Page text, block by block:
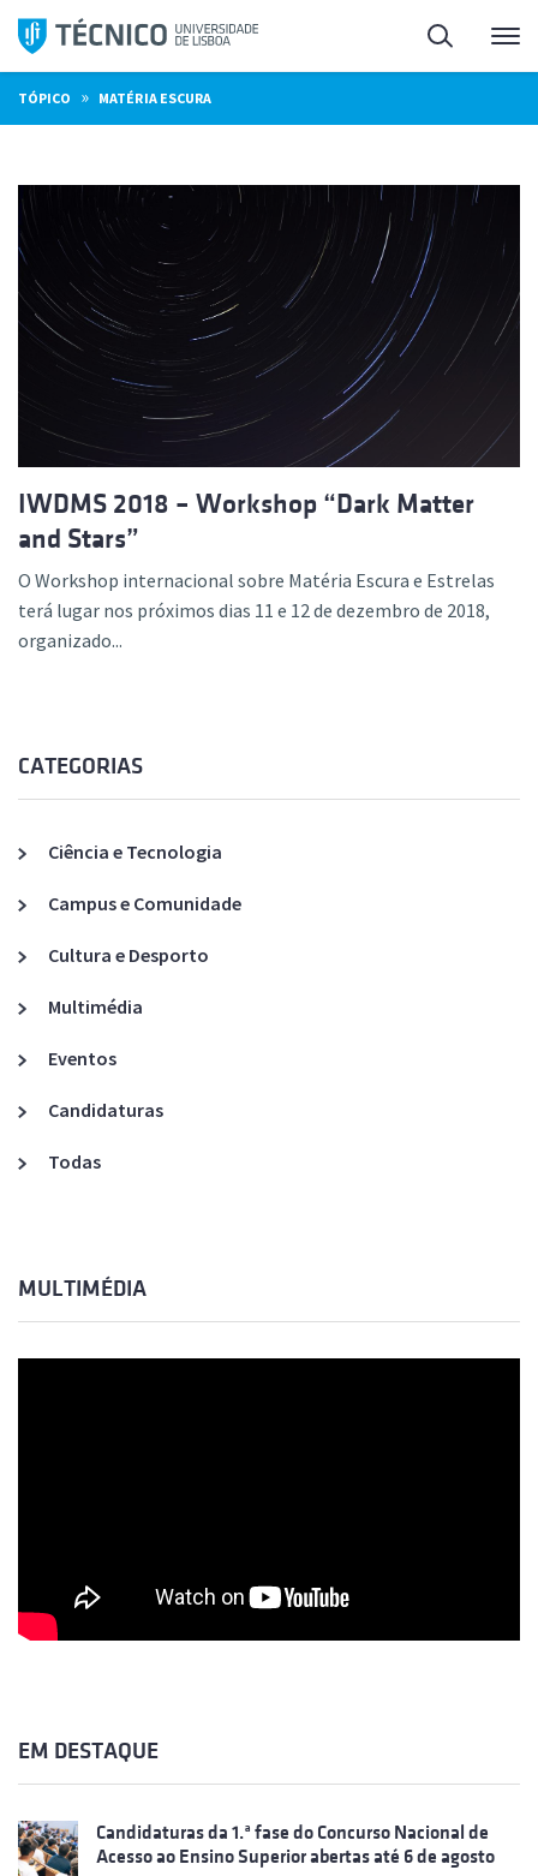
Saltar
para
o
conteúdo
Pesquisa
TÓPICO » MATÉRIA ESCURA
IWDMS 2018 – Workshop “Dark Matter
and Stars”
O Workshop internacional sobre Matéria Escura e Estrelas
terá lugar nos próximos dias 11 e 12 de dezembro de 2018,
organizado...
CATEGORIAS
Ciência e Tecnologia
Campus e Comunidade
Cultura e Desporto
Multimédia
Eventos
Candidaturas
Todas
MULTIMÉDIA
EM DESTAQUE
Candidaturas da 1.ª fase do Concurso Nacional de
Acesso ao Ensino Superior abertas até 6 de agosto